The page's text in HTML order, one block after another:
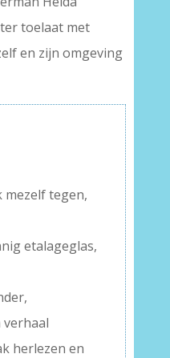
toelaat met
en zijn omgeving
mezelf tegen,
etalageglas,
herlezen en